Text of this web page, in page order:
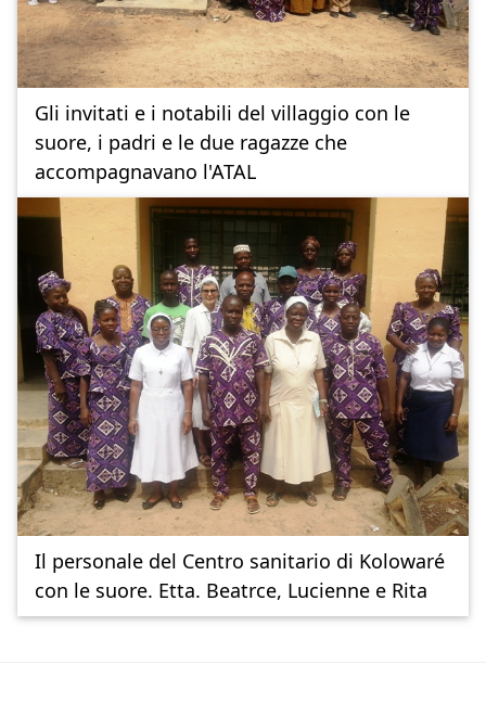
Gli invitati e i notabili del villaggio con le
suore, i padri e le due ragazze che
accompagnavano l'ATAL
Il personale del Centro sanitario di Kolowaré
con le suore. Etta. Beatrce, Lucienne e Rita